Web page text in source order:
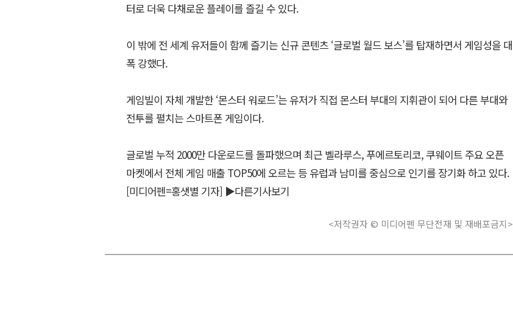
터로 더욱 다채로운 플레이를 즐길 수 있다.
이 밖에 전 세계 유저들이 함께 즐기는 신규 콘텐츠 ‘글로벌 월드 보스’를 탑재하면서 게임성을 대
폭 강했다.
게임빌이 자체 개발한 ‘몬스터 워로드’는 유저가 직접 몬스터 부대의 지휘관이 되어 다른 부대와
전투를 펼치는 스마트폰 게임이다.
글로벌 누적 2000만 다운로드를 돌파했으며 최근 벨라루스, 푸에르토리코, 쿠웨이트 주요 오픈
마켓에서 전체 게임 매출 TOP50에 오르는 등 유럽과 남미를 중심으로 인기를 장기화 하고 있다.
[미디어펜=홍샛별 기자] ▶다른기사보기
<저작권자 © 미디어펜 무단전재 및 재배포금지>